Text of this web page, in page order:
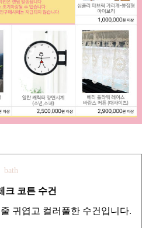
bath
크 코튼 수건
귀엽고 컬러풀한 수건입니다.